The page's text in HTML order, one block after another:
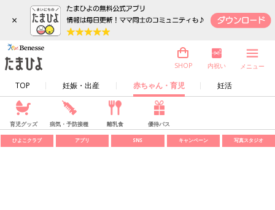
×
TOP 妊娠・出産 赤ちゃん・育児 妊活
SHOP 内祝い メニュー
育児グッズ 病気・予防接種 離乳食 優待パス
ひよこクラブ アプリ SNS キャンペーン 写真スタジオ